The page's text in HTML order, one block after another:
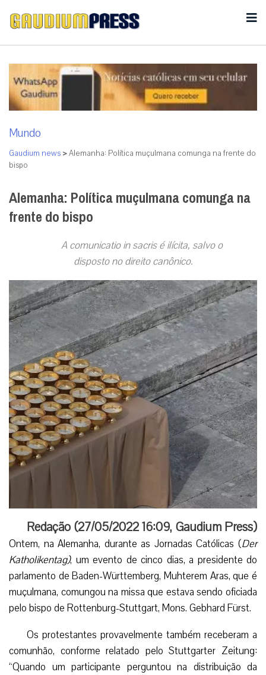
Mundo
Gaudium news >Alemanha: Política muçulmana comunga na frente do
bispo
Alemanha: Política muçulmana comunga na
frente do bispo
A comunicatio in sacris é ilícita, salvo o
disposto no direito canônico.
Redação (27/05/2022 16:09, Gaudium Press)
Ontem, na Alemanha, durante as Jornadas Católicas (Der
Katholikentag), um evento de cinco dias, a presidente do
parlamento de Baden-Württemberg, Muhterem Aras, que é
muçulmana, comungou na missa que estava sendo oficiada
pelo bispo de Rottenburg-Stuttgart, Mons. Gebhard Fürst.
Os protestantes provavelmente também receberam a
comunhão, conforme relatado pelo Stuttgarter Zeitung:
“Quando um participante perguntou na distribuição da